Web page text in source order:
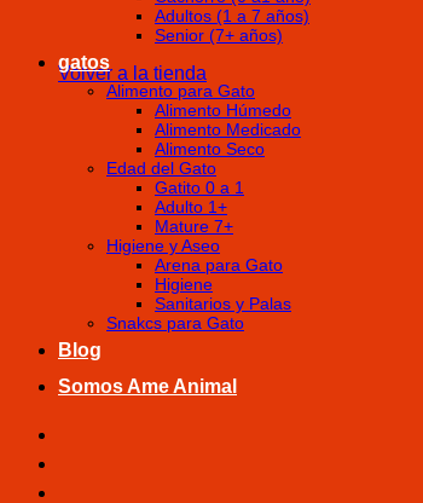
Volver a la tienda
Adultos (1 a 7 años)
Senior (7+ años)
gatos
Alimento para Gato
Alimento Húmedo
Alimento Medicado
Alimento Seco
Edad del Gato
Gatito 0 a 1
Adulto 1+
Mature 7+
Higiene y Aseo
Arena para Gato
Higiene
Sanitarios y Palas
Snakcs para Gato
Blog
Somos Ame Animal